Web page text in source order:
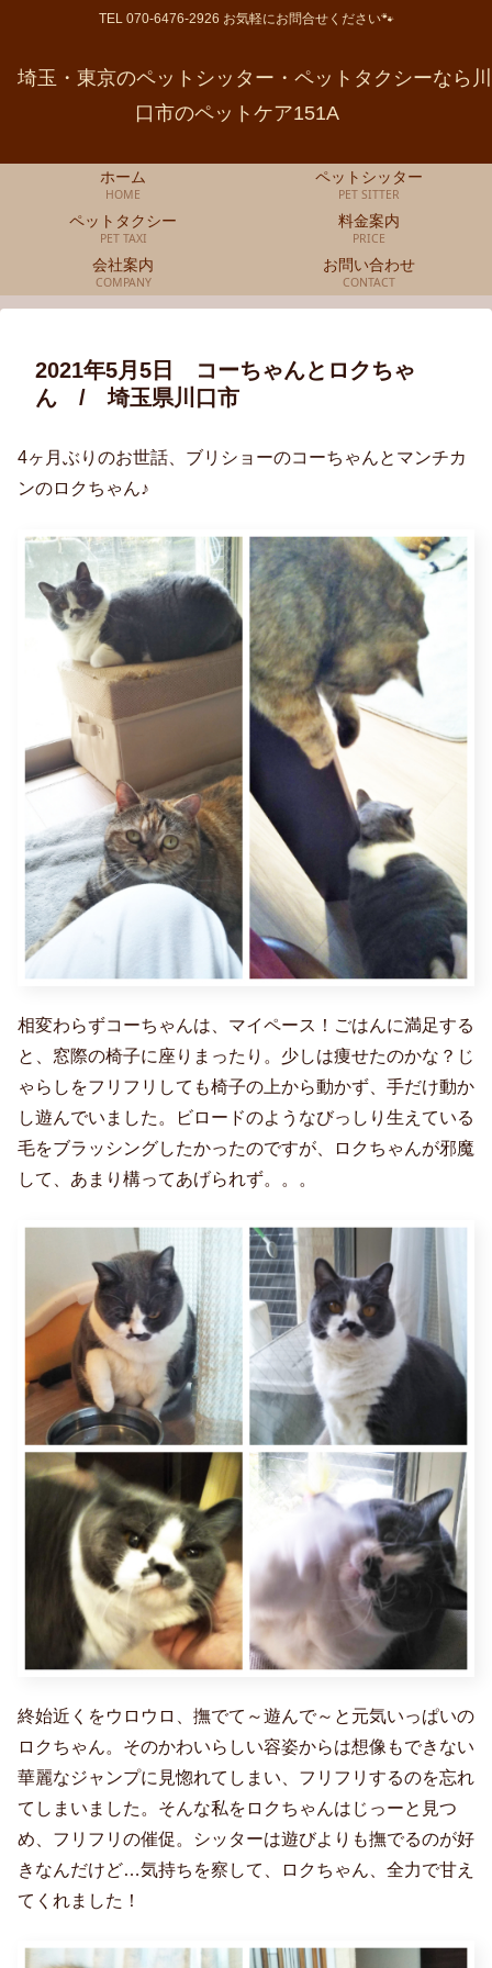
TEL 070-6476-2926 お気軽にお問合せください🐾
埼玉・東京のペットシッター・ペットタクシーなら川
口市のペットケア151A
ホーム
HOME
ペットシッター
PET SITTER
ペットタクシー
PET TAXI
料金案内
PRICE
会社案内
COMPANY
お問い合わせ
CONTACT
2021年5月5日 コーちゃんとロクちゃ
ん / 埼玉県川口市
4ヶ月ぶりのお世話、ブリショーのコーちゃんとマンチカ
ンのロクちゃん♪
相変わらずコーちゃんは、マイペース！ごはんに満足する
と、窓際の椅子に座りまったり。少しは痩せたのかな？じ
ゃらしをフリフリしても椅子の上から動かず、手だけ動か
し遊んでいました。ビロードのようなびっしり生えている
毛をブラッシングしたかったのですが、ロクちゃんが邪魔
して、あまり構ってあげられず。。。
終始近くをウロウロ、撫でて～遊んで～と元気いっぱいの
ロクちゃん。そのかわいらしい容姿からは想像もできない
華麗なジャンプに見惚れてしまい、フリフリするのを忘れ
てしまいました。そんな私をロクちゃんはじっーと見つ
め、フリフリの催促。シッターは遊びよりも撫でるのが好
きなんだけど…気持ちを察して、ロクちゃん、全力で甘え
てくれました！